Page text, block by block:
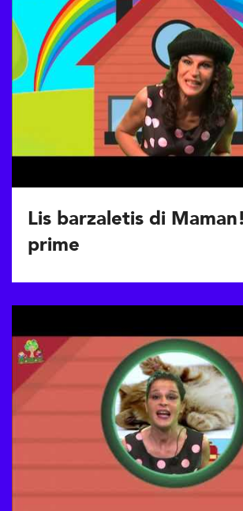
Lis barzaletis di
prime